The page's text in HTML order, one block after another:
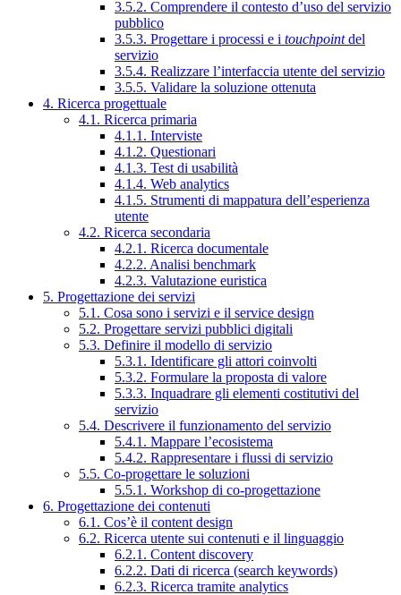
3.5.2. Comprendere il contesto d’uso del servizio
pubblico
3.5.3. Progettare i processi e i touchpointdel
servizio
3.5.4. Realizzare l’interfaccia utente del servizio
3.5.5. Validare la soluzione ottenuta
4. Ricerca progettuale
4.1. Ricerca primaria
4.1.1. Interviste
4.1.2. Questionari
4.1.3. Test di usabilità
4.1.4. Web analytics
4.1.5. Strumenti di mappatura dell’esperienza
utente
4.2. Ricerca secondaria
4.2.1. Ricerca documentale
4.2.2. Analisi benchmark
4.2.3. Valutazione euristica
5. Progettazione dei servizi
5.1. Cosa sono i servizi e il service design
5.2. Progettare servizi pubblici digitali
5.3. Definire il modello di servizio
5.3.1. Identificare gli attori coinvolti
5.3.2. Formulare la proposta di valore
5.3.3. Inquadrare gli elementi costitutivi del
servizio
5.4. Descrivere il funzionamento del servizio
5.4.1. Mappare l’ecosistema
5.4.2. Rappresentare i flussi di servizio
5.5. Co-progettare le soluzioni
5.5.1. Workshop di co-progettazione
6. Progettazione dei contenuti
6.1. Cos’è il content design
6.2. Ricerca utente sui contenuti e il linguaggio
6.2.1. Content discovery
6.2.2. Dati di ricerca (search keywords)
6.2.3. Ricerca tramite analytics